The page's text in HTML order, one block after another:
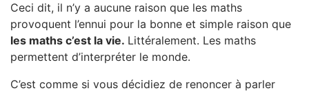
Ceci dit, il n’y a aucune raison que les maths
provoquent l’ennui pour la bonne et simple raison que
les maths c’est la vie. Littéralement. Les maths
permettent d’interpréter le monde.
C’est comme si vous décidiez de renoncer à parler